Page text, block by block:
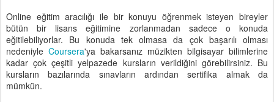
Online eğitim aracılığı ile bir konuyu öğrenmek isteyen bireyler
bütün bir lisans eğitimine zorlanmadan sadece o konuda
eğitilebiliyorlar. Bu konuda tek olmasa da çok başarılı olması
nedeniyle Coursera'ya bakarsanız müzikten bilgisayar bilimlerine
kadar çok çeşitli yelpazede kursların verildiğini görebilirsiniz. Bu
kursların bazılarında sınavların ardından sertifika almak da
mümkün.